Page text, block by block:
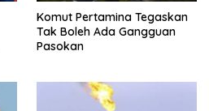
Komut Pertamina Tegaskan
Tak Boleh Ada Gangguan
Pasokan